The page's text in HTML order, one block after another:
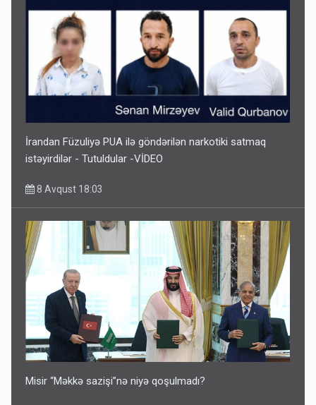
İrandan Füzuliyə PUA ilə göndərilən narkotiki satmaq
istəyirdilər - Tutuldular -VİDEO
8 Avqust 18:03
Misir “Məkkə sazişi”nə niyə qoşulmadı?